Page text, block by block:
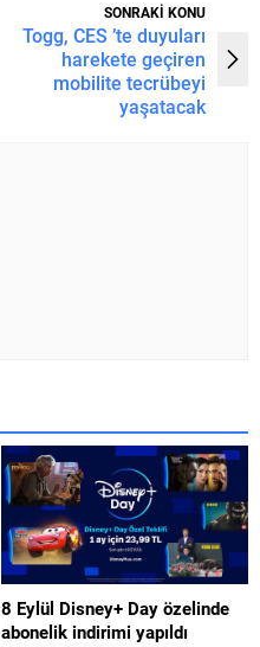
SONRAKİ KONU
Togg, CES ’te duyuları
harekete geçiren
mobilite tecrübeyi
yaşatacak
8 Eylül Disney+ Day özelinde
abonelik indirimi yapıldı